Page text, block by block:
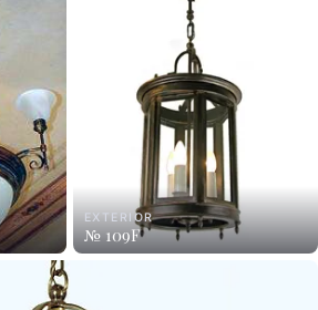
EXTERIOR
№ 109F